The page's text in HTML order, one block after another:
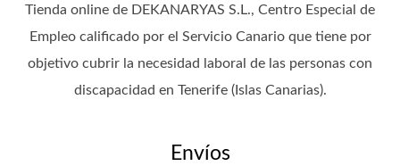
Tienda online de DEKANARYAS S.L., Centro Especial de
Empleo calificado por el Servicio Canario que tiene por
objetivo cubrir la necesidad laboral de las personas con
discapacidad en Tenerife (Islas Canarias).
Envíos